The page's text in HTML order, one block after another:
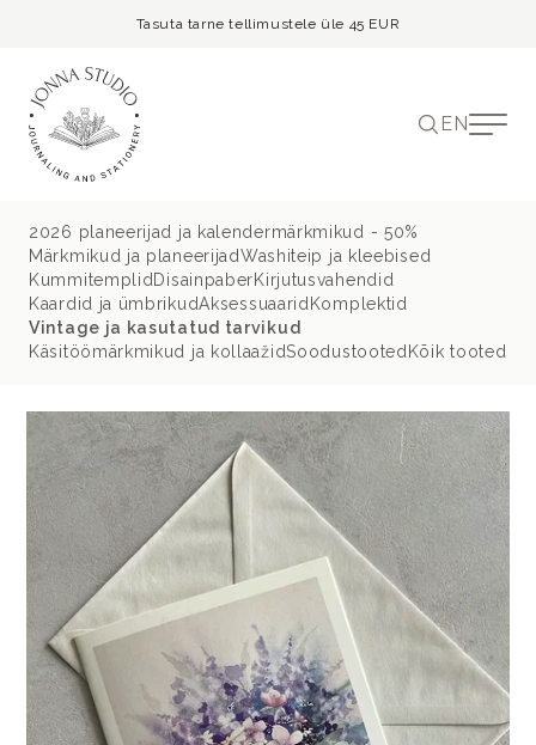
Tasuta tarne tellimustele üle 45 EUR
EN
2026 planeerijad ja kalendermärkmikud - 50%
Märkmikud ja planeerijadWashiteip ja kleebised
Kummitemplid DisainpaberKirjutusvahendid
Kaardid ja ümbrikudAksessuaarid Komplektid
Vintage ja kasutatud tarvikud
Käsitöömärkmikud ja kollaažidSoodustooted Kõik tooted